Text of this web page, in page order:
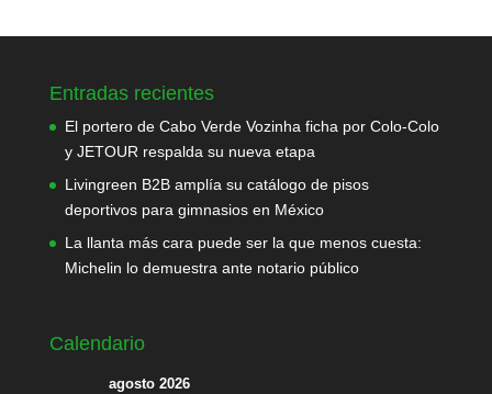
Entradas recientes
El portero de Cabo Verde Vozinha ficha por Colo-Colo
y JETOUR respalda su nueva etapa
Livingreen B2B amplía su catálogo de pisos
deportivos para gimnasios en México
La llanta más cara puede ser la que menos cuesta:
Michelin lo demuestra ante notario público
Calendario
agosto 2026